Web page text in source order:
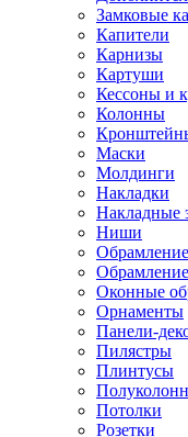
Замковые
Капители
Карнизы
Картуши
Кессоны и
Колонны
Маски
Молдинги
Накладки
Накладные
Ниши
Оконные
Орнаменты
Панели-
Пилястры
Плинтусы
Потолки
Розетки